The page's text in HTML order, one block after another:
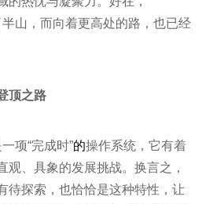
山，而向着更高处的路，也已经
顶之路
项“完成时”的操作系统，它有着
观、具象的发展挑战。换言之，
待探索，也恰恰是这种特性，让